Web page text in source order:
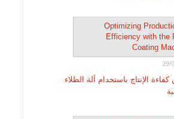
29/
الإنتاج باستخدام آلة الطلاء